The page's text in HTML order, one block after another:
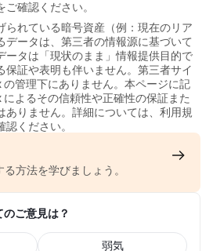
ご確認ください。
られている暗号資産（例：現在のリア
データは、第三者の情報源に基づいて
ータは「現状のまま」情報提供目的で
保証や表明も伴いません。第三者サイ
の管理下にありません。本ページに記
よるその信頼性や正確性の保証また
ありません。詳細については、利用規
ください。
方法を学びましょう。
ご意見は？
弱気